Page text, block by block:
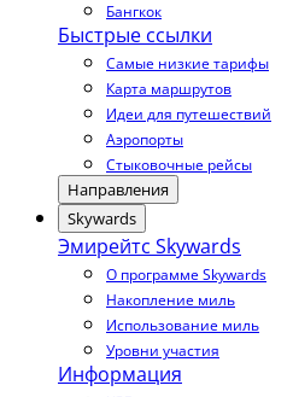
Бангкок
Быстрые ссылки
Самые низкие тарифы
Карта маршрутов
Идеи для путешествий
Аэропорты
Стыковочные рейсы
Направления
Skywards
Эмирейтс Skywards
О программе Skywards
Накопление миль
Использование миль
Уровни участия
Информация